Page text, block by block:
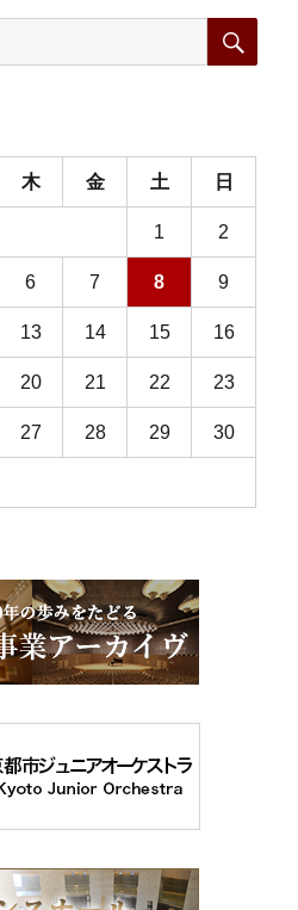
木 金 土 日
1 2
6 7 8 9
13 14 15 16
20 21 22 23
27 28 29 30